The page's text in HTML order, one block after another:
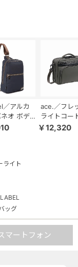
／アルカ
オ ボデ
7L
ace.／フレ
ライトコー
ルダーバッ
￥12,320
ライト
ッグ
マートフォン